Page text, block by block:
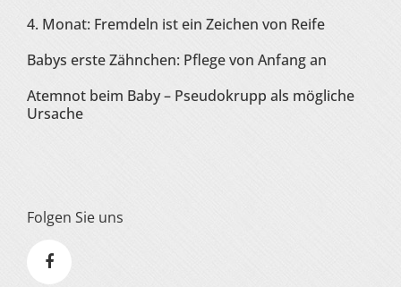
4. Monat: Fremdeln ist ein Zeichen von Reife
Babys erste Zähnchen: Pflege von Anfang an
Atemnot beim Baby – Pseudokrupp als mögliche
Ursache
Folgen Sie uns